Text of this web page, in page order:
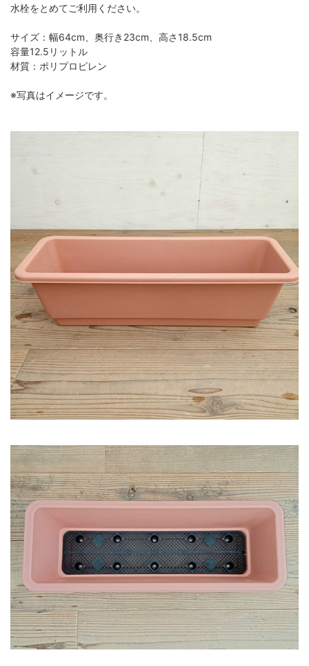
水栓をとめてご利用ください。
サイズ：幅64cm、奥行き23cm、高さ18.5cm
容量12.5リットル
材質：ポリプロピレン
※写真はイメージです。